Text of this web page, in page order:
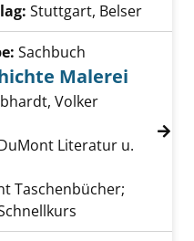
Stuttgart, Belser
Kunstgeschichte
Sachbuch
Malerei
Volker
Literatur u.
Taschenbücher;